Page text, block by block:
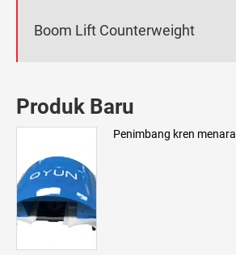
Boom Lift Counterweight
Produk Baru
Penimbang kren menara